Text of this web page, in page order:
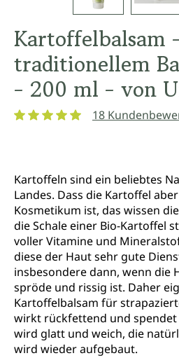
Kartoffelbalsam
traditionellem
- 200 ml - von
18
Kartoffeln sind ein beliebtes
Landes. Dass die Kartoffel
Kosmetikum ist, das wissen
die Schale einer Bio-Kartoffel
voller Vitamine und
diese der Haut sehr gute
insbesondere dann, wenn die
spröde und rissig ist. Daher
Kartoffelbalsam für
wirkt rückfettend und spendet
wird glatt und weich, die
wird wieder aufgebaut.